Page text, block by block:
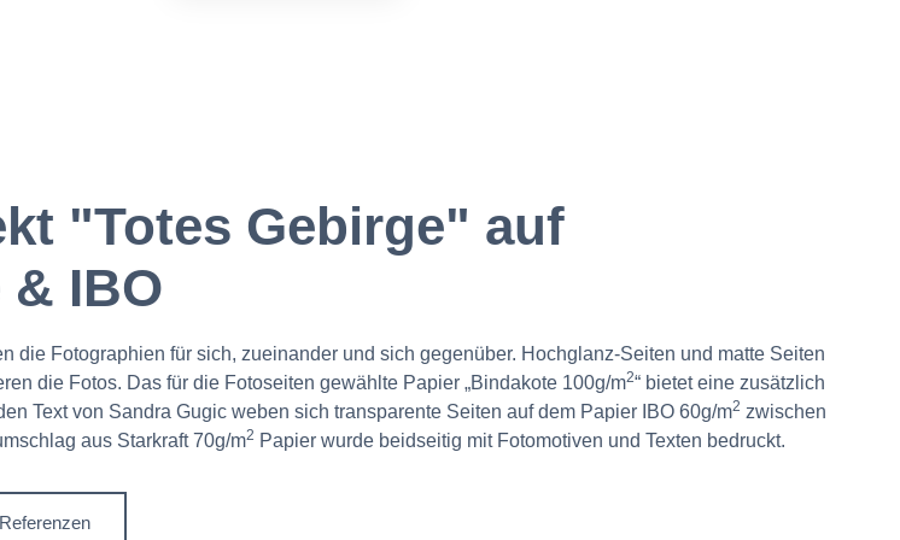
"Totes Gebirge" auf
IBO
die Fotographien für sich, zueinander und sich gegenüber. Hochglanz-Seiten und matte Seiten
die Fotos. Das für die Fotoseiten gewählte Papier „Bindakote 100g/m2“ bietet eine zusätzlich
Text von Sandra Gugic weben sich transparente Seiten auf dem Papier IBO 60g/m2 zwischen
aus Starkraft 70g/m2 Papier wurde beidseitig mit Fotomotiven und Texten bedruckt.